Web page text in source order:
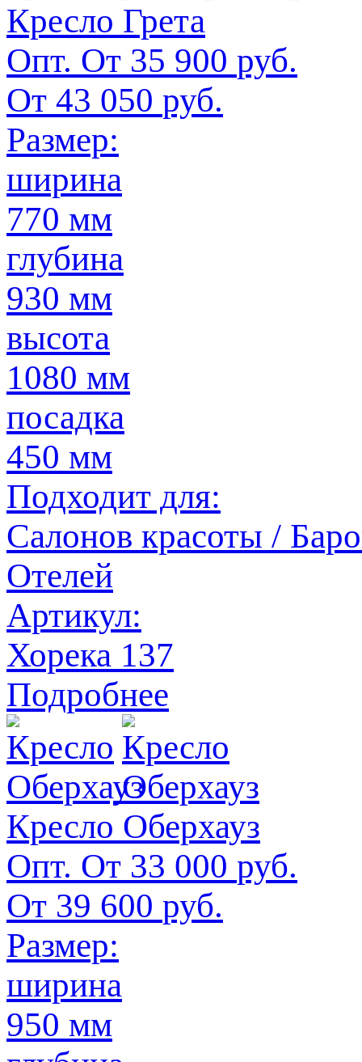
Кресло Грета
Опт. От 35 900 руб.
От 43 050 руб.
Размер:
ширина
770 мм
глубина
930 мм
высота
1080 мм
посадка
450 мм
Подходит для:
Салонов красоты /
Отелей
Артикул:
Хорека 137
Подробнее
Кресло Оберхауз
Опт. От 33 000 руб.
От 39 600 руб.
Размер:
ширина
950 мм